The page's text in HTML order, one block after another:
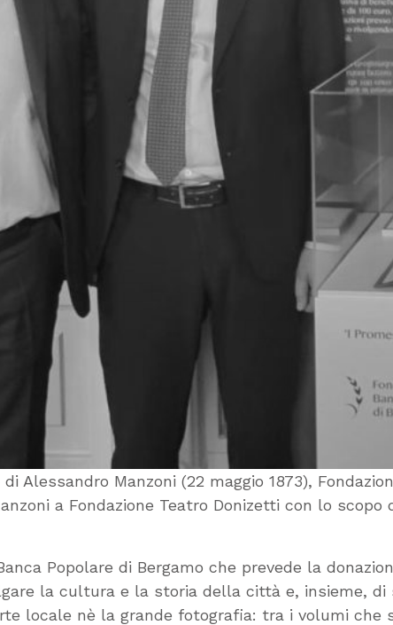
Alessandro Manzoni (22 maggio 1873),
a Fondazione Teatro Donizetti con lo scopo
Popolare di Bergamo che prevede la
la cultura e la storia della città e, insieme,
locale nè la grande fotografia: tra i volumi che